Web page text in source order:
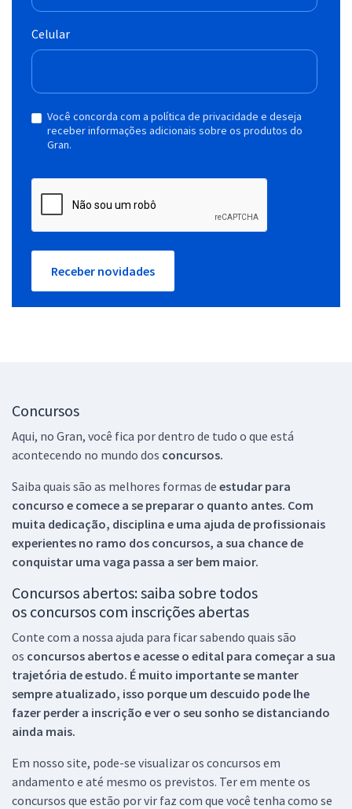
Celular
Você concorda com a política de privacidade e deseja
receber informações adicionais sobre os produtos do
Gran.
Receber novidades
Concursos
Aqui, no Gran, você fica por dentro de tudo o que está
acontecendo no mundo dos concursos.
Saiba quais são as melhores formas de estudar para
concurso e comece a se preparar o quanto antes. Com
muita dedicação, disciplina e uma ajuda de profissionais
experientes no ramo dos concursos, a sua chance de
conquistar uma vaga passa a ser bem maior.
Concursos abertos: saiba sobre todos
os concursos com inscrições abertas
Conte com a nossa ajuda para ficar sabendo quais são
os concursos abertos e acesse o edital para começar a sua
trajetória de estudo. É muito importante se manter
sempre atualizado, isso porque um descuido pode lhe
fazer perder a inscrição e ver o seu sonho se distanciando
ainda mais.
Em nosso site, pode-se visualizar os concursos em
andamento e até mesmo os previstos. Ter em mente os
concursos que estão por vir faz com que você tenha como se